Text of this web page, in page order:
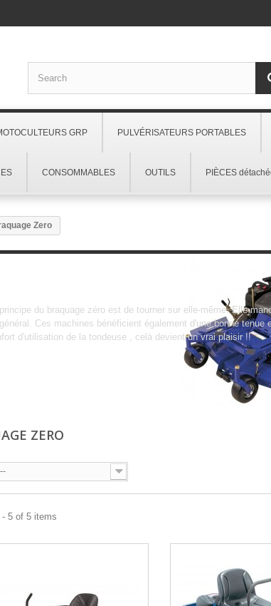
GRP PULVÉRISATEURS PORTABLES
CONSOMMABLES OUTILS PIÈCES
Zero
du braquage zéro est de tourner sur elle-même. Elle
Ces machines bénéficient également d'une bonne
d'utilisation de la tondeuse , celà devient un vrai plaisir !!
ZERO
--
5 of 5 items